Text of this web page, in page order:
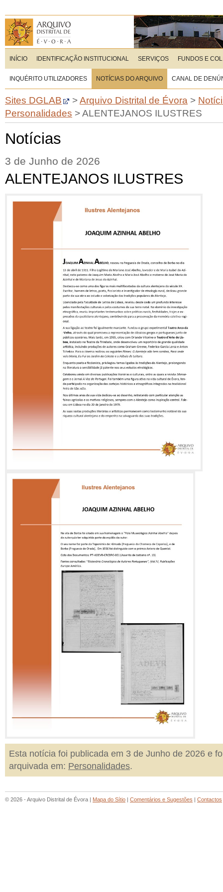
INÍCIO IDENTIFICAÇÃO INSTITUCIONAL SERVIÇOS FUNDOS E
INQUÉRITO UTILIZADORES NOTÍCIAS DO ARQUIVO CANAL DE
Sites DGLAB >Arquivo Distrital de Évora >
Personalidades >ALENTEJANOS ILUSTRES
Notícias
3 de Junho de 2026
ALENTEJANOS ILUSTRES
Esta notícia foi publicada em 3 de Junho de 2026 e
arquivada em: Personalidades.
© 2026 - Arquivo Distrital de Évora | Mapa do Sítio | Comentários e Sugestões | Contactos